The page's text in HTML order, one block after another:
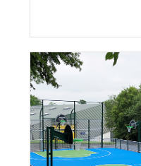
sur les côtés »
d’informations aux